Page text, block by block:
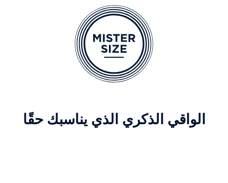
الواقي الذكري الذي يناسبك حقًا